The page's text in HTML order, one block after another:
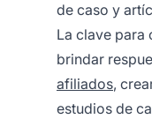
de caso y
La clave para
brindar
afiliados,
estudios de